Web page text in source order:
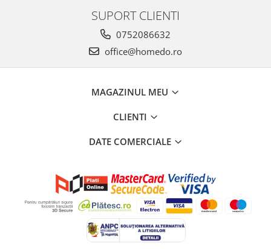
SUPORT CLIENTI
0752086632
office@homedo.ro
MAGAZINUL MEU
CLIENTI
DATE COMERCIALE